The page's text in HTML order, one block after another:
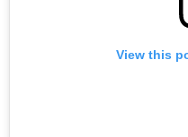
View this